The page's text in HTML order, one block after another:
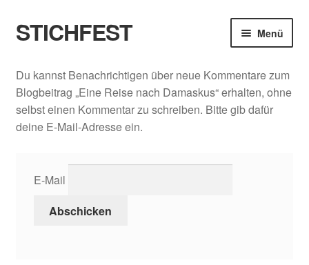
Zur
Navigation
Zum
Inhalt
STICHFEST Menü
Blog
About me
Du kannst Benachrichtigen über neue Kommentare zum
Blogbeitrag „Eine Reise nach Damaskus“ erhalten, ohne
selbst einen Kommentar zu schreiben. Bitte gib dafür
deine E-Mail-Adresse ein.
E-Mail